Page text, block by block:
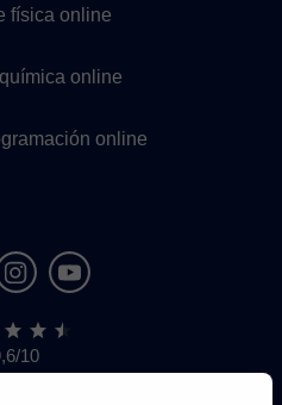
física online
online
online
10